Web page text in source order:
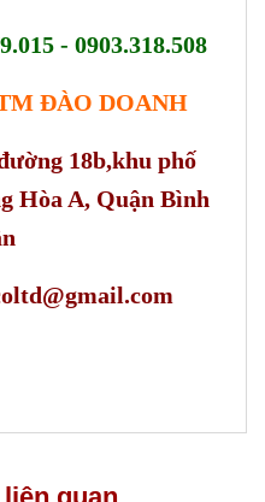
- 0903.318.508
ĐÀO DOANH
18b,khu phố
Hòa A, Quận Bình